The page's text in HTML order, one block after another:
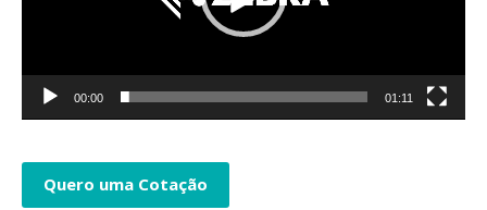
00:00 01:11
Quero uma Cotação